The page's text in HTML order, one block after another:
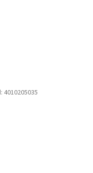
4010205035